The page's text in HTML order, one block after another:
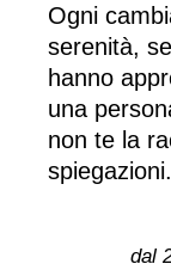
Ogni
serenità,
hanno
una
non te la
spiegazioni.
dal